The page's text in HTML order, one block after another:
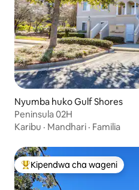
Nyumba huko Gulf Shores
Peninsula 02H
Karibu · Mandhari · Familia
Kipendwa maarufu cha wageni
Kipendwa cha wageni